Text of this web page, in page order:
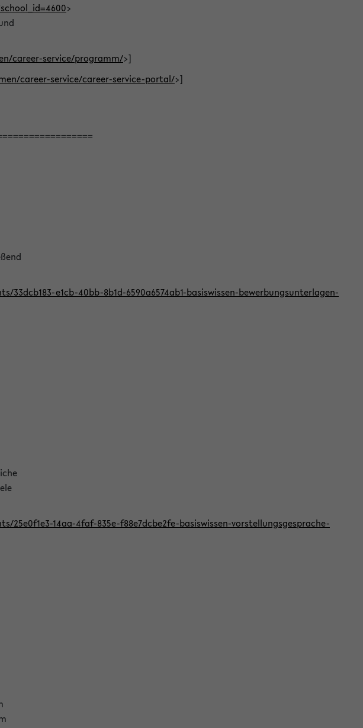
>
career-service/programm/>]
career-service/career-service-portal/>]
e1cb-40bb-8b1d-6590a6574ab1-basiswissen-bewerbungsunterlagen-
25e0f1e3-14aa-4faf-835e-f88e7dcbe2fe-basiswissen-vorstellungsgesprache-